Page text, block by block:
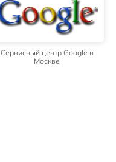
Сервисный центр Google в
Москве